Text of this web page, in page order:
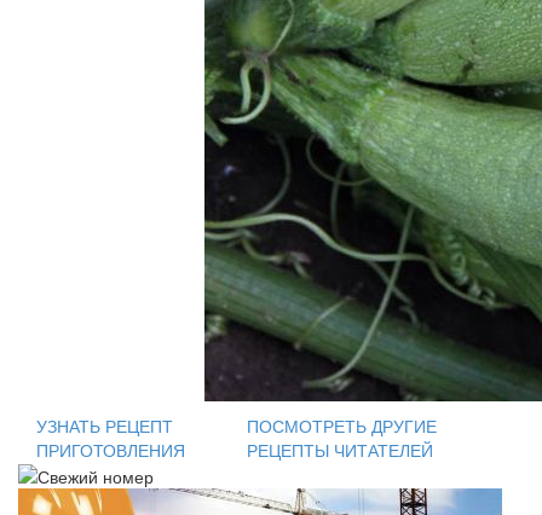
УЗНАТЬ РЕЦЕПТ
ПРИГОТОВЛЕНИЯ
ПОСМОТРЕТЬ ДРУГИЕ
РЕЦЕПТЫ ЧИТАТЕЛЕЙ